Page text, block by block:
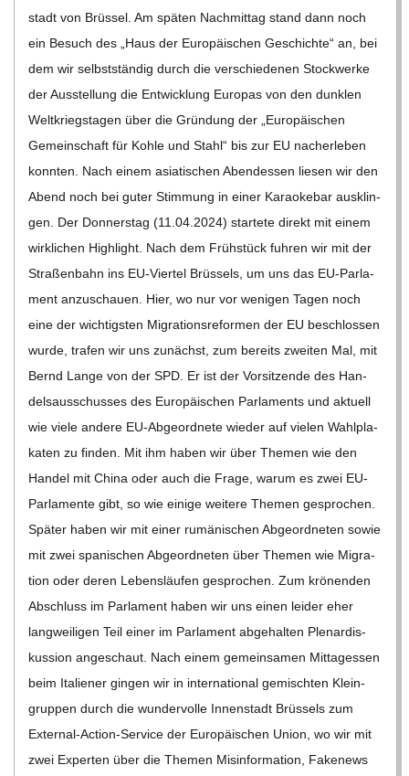
stadt von Brüs­sel. Am spä­ten Nach­mit­tag stand dann noch
ein Besuch des „Haus der Euro­päi­schen Geschichte“ an, bei
dem wir selbst­stän­dig durch die ver­schie­de­nen Stock­werke
der Aus­stel­lung die Ent­wick­lung Euro­pas von den dunk­len
Welt­kriegs­ta­gen über die Grün­dung der „Euro­päi­schen
Gemein­schaft für Kohle und Stahl“ bis zur EU nach­er­le­ben
konn­ten. Nach einem asia­ti­schen Abend­essen lie­sen wir den
Abend noch bei guter Stim­mung in einer Karao­ke­bar aus­klin­
gen. Der Don­ners­tag (11.04.2024) star­tete direkt mit einem
wirk­li­chen High­light. Nach dem Früh­stück fuh­ren wir mit der
Stra­ßen­bahn ins EU-Vier­­tel Brüs­sels, um uns das EU-Par­la­­
ment anzu­schauen. Hier, wo nur vor weni­gen Tagen noch
eine der wich­tigs­ten Migra­ti­ons­re­for­men der EU beschlos­sen
wurde, tra­fen wir uns zunächst, zum bereits zwei­ten Mal, mit
Bernd Lange von der SPD. Er ist der Vor­sit­zende des Han­
dels­aus­schus­ses des Euro­päi­schen Par­la­ments und aktu­ell
wie viele andere EU-Abge­­or­d­­nete wie­der auf vie­len Wahl­pla­
ka­ten zu fin­den. Mit ihm haben wir über The­men wie den
Han­del mit China oder auch die Frage, warum es zwei EU-
Par­la­­mente gibt, so wie einige wei­tere The­men gespro­chen.
Spä­ter haben wir mit einer rumä­ni­schen Abge­ord­ne­ten sowie
mit zwei spa­ni­schen Abge­ord­ne­ten über The­men wie Migra­
tion oder deren Lebens­läu­fen gespro­chen. Zum krö­nen­den
Abschluss im Par­la­ment haben wir uns einen lei­der eher
lang­wei­li­gen Teil einer im Par­la­ment abge­hal­ten Ple­nar­dis­
kus­sion ange­schaut. Nach einem gemein­sa­men Mit­tag­essen
beim Ita­lie­ner gin­gen wir in inter­na­tio­nal gemisch­ten Klein­
grup­pen durch die wun­der­volle Innen­stadt Brüs­sels zum
Exter­nal-Action-Ser­­vice der Euro­päi­schen Union, wo wir mit
zwei Exper­ten über die The­men Mis­in­for­ma­tion, Faken­ews